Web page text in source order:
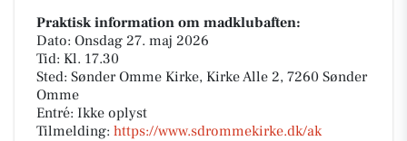
Praktisk information om madklubaften:
Dato: Onsdag 27. maj 2026
Tid: Kl. 17.30
Sted: Sønder Omme Kirke, Kirke Alle 2, 7260 Sønder
Omme
Entré: Ikke oplyst
Tilmelding: https://www.sdrommekirke.dk/ak